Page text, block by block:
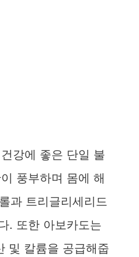
강에 좋은 단일 불
풍부하며 몸에 해
과 트리글리세리드
. 또한 아보카도는
및 칼륨을 공급해줍